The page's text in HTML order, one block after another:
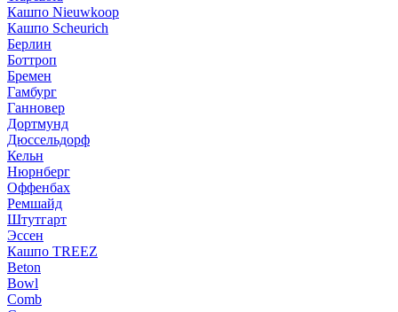
Кашпо Nieuwkoop
Кашпо Scheurich
Берлин
Боттроп
Бремен
Гамбург
Ганновер
Дортмунд
Дюссельдорф
Кельн
Нюрнберг
Оффенбах
Ремшайд
Штутгарт
Эссен
Кашпо TREEZ
Beton
Bowl
Comb